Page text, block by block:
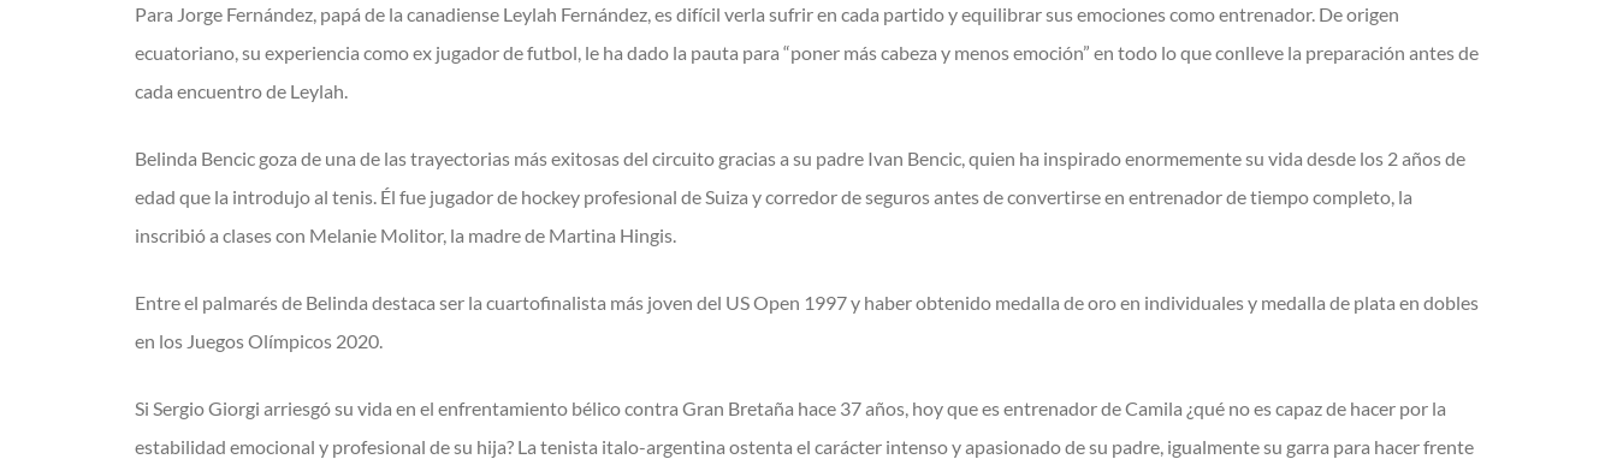
Para Jorge Fernández, papá de la canadiense Leylah Fernández, es difícil verla sufrir en cada partido y equilibrar sus emociones como entrenador. De origen
ecuatoriano, su experiencia como ex jugador de futbol, le ha dado la pauta para “poner más cabeza y menos emoción” en todo lo que conlleve la preparación antes de
cada encuentro de Leylah.
Belinda Bencic goza de una de las trayectorias más exitosas del circuito gracias a su padre Ivan Bencic, quien ha inspirado enormemente su vida desde los 2 años de
edad que la introdujo al tenis. Él fue jugador de hockey profesional de Suiza y corredor de seguros antes de convertirse en entrenador de tiempo completo, la
inscribió a clases con Melanie Molitor, la madre de Martina Hingis.
Entre el palmarés de Belinda destaca ser la cuartofinalista más joven del US Open 1997 y haber obtenido medalla de oro en individuales y medalla de plata en dobles
en los Juegos Olímpicos 2020.
Si Sergio Giorgi arriesgó su vida en el enfrentamiento bélico contra Gran Bretaña hace 37 años, hoy que es entrenador de Camila ¿qué no es capaz de hacer por la
estabilidad emocional y profesional de su hija? La tenista italo-argentina ostenta el carácter intenso y apasionado de su padre, igualmente su garra para hacer frente